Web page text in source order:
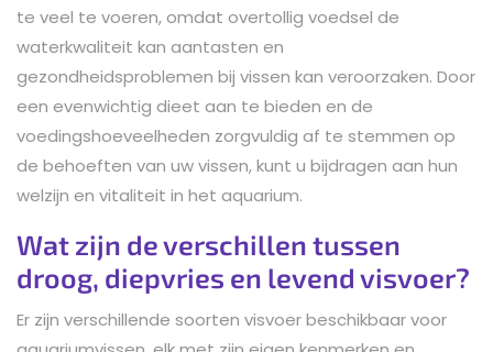
te veel te voeren, omdat overtollig voedsel de
waterkwaliteit kan aantasten en
gezondheidsproblemen bij vissen kan veroorzaken. Door
een evenwichtig dieet aan te bieden en de
voedingshoeveelheden zorgvuldig af te stemmen op
de behoeften van uw vissen, kunt u bijdragen aan hun
welzijn en vitaliteit in het aquarium.
Wat zijn de verschillen tussen
droog, diepvries en levend visvoer?
Er zijn verschillende soorten visvoer beschikbaar voor